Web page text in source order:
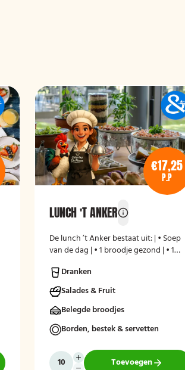
€17,25
P.P
LUNCH 'T ANKER
De lunch ’t Anker bestaat uit: | • Soep
van de dag | • 1 broodje gezond | • 1
hamburger | • 1 stuks fruit | • Melk
en/of karnemelk en jus d`Orange
Dranken
Salades & Fruit
Belegde broodjes
Borden, bestek & servetten
Toevoegen